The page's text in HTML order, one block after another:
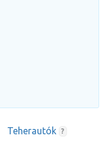
Teherautók ?